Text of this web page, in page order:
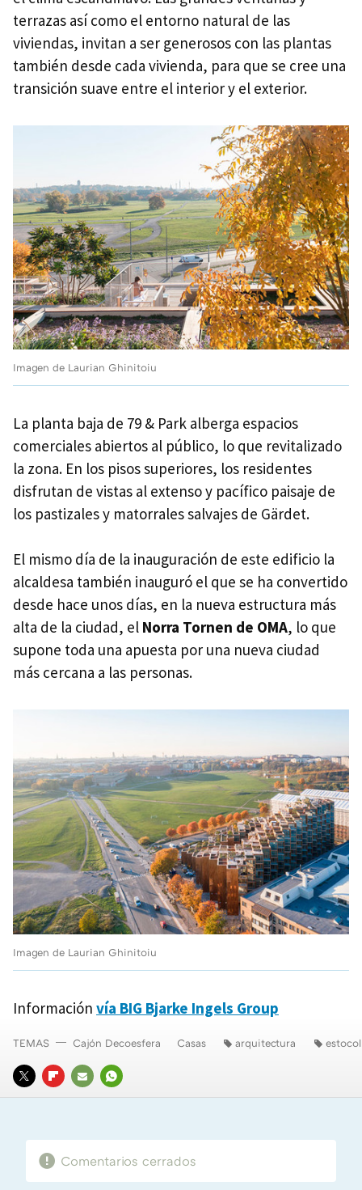
terrazas así como el entorno natural de las
viviendas, invitan a ser generosos con las plantas
también desde cada vivienda, para que se cree una
transición suave entre el interior y el exterior.
Imagen de Laurian Ghinitoiu
La planta baja de 79 & Park alberga espacios
comerciales abiertos al público, lo que revitalizado
la zona. En los pisos superiores, los residentes
disfrutan de vistas al extenso y pacífico paisaje de
los pastizales y matorrales salvajes de Gärdet.
El mismo día de la inauguración de este edificio la
alcaldesa también inauguró el que se ha convertido
desde hace unos días, en la nueva estructura más
alta de la ciudad, el Norra Tornen de OMA, lo que
supone toda una apuesta por una nueva ciudad
más cercana a las personas.
Imagen de Laurian Ghinitoiu
Información vía BIG Bjarke Ingels Group
TWITTERFLIPBOARD
E-
WHATSAPP
TEMAS Cajón Decoesfera Casas arquitectura
Comentarios cerrados